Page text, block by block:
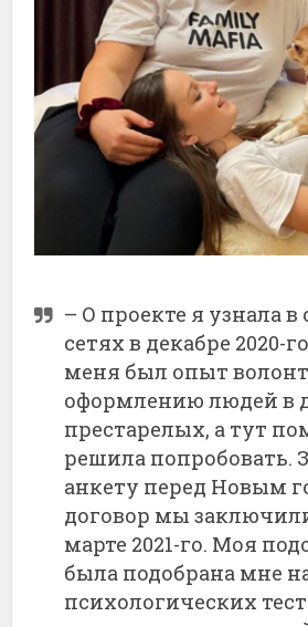
– О проекте я узнала
сетях в декабре 2020-
меня был опыт
оформлению людей в
престарелых, а тут
решила попробовать.
анкету перед Новым
договор мы
марте 2021-го. Моя
была подобрана мне
психологических